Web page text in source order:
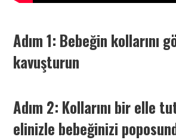
Adım 1: Bebeğin kollarını
kavuşturun
Adım 2: Kollarını bir elle
elinizle bebeğinizi